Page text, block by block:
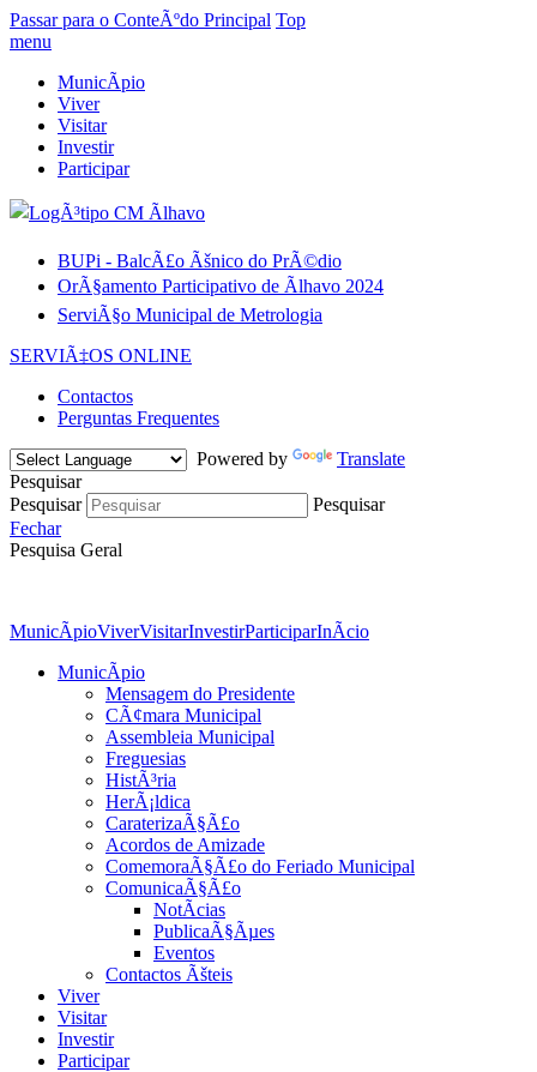
Passar para o ConteÃºdo Principal Top
menu
MunicÃ­pio
Viver
Visitar
Investir
Participar
BUPi - BalcÃ£o Ãšnico do PrÃ©dio
OrÃ§amento Participativo de Ãlhavo 2024
ServiÃ§o Municipal de Metrologia
SERVIÃ‡OS ONLINE
Contactos
Perguntas Frequentes
Powered by
Translate
Pesquisar
Pesquisar
Pesquisar
Fechar
Pesquisa Geral
MunicÃ­pioViverVisitarInvestirParticiparInÃ­cio
MunicÃ­pio
Mensagem do Presidente
CÃ¢mara Municipal
Assembleia Municipal
Freguesias
HistÃ³ria
HerÃ¡ldica
CaraterizaÃ§Ã£o
Acordos de Amizade
ComemoraÃ§Ã£o do Feriado Municipal
ComunicaÃ§Ã£o
NotÃ­cias
PublicaÃ§Ãµes
Eventos
Contactos Ãšteis
Viver
Visitar
Investir
Participar